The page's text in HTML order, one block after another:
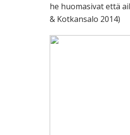
he huomasivat että
& Kotkansalo 2014)